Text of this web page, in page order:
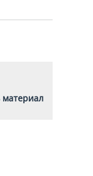
материал